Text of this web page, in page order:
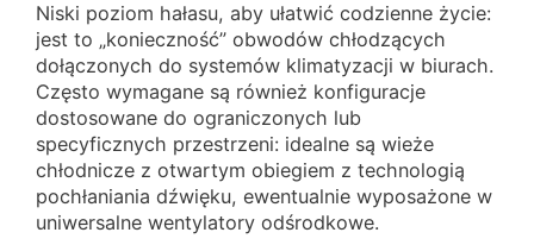
Niski poziom hałasu, aby ułatwić codzienne życie:
jest to „konieczność” obwodów chłodzących
dołączonych do systemów klimatyzacji w biurach.
Często wymagane są również konfiguracje
dostosowane do ograniczonych lub
specyficznych przestrzeni: idealne są wieże
chłodnicze z otwartym obiegiem z technologią
pochłaniania dźwięku, ewentualnie wyposażone w
uniwersalne wentylatory odśrodkowe.